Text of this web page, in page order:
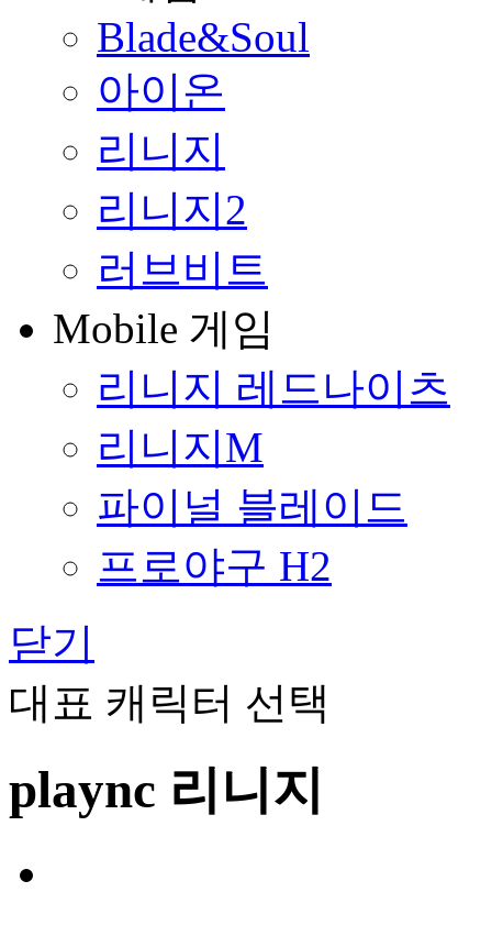
Blade&Soul
아이온
리니지
리니지2
러브비트
Mobile 게임
리니지 레드나이츠
리니지M
파이널 블레이드
프로야구 H2
닫기
대표 캐릭터 선택
plaync 리니지